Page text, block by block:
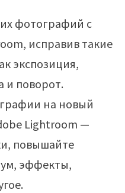
фотографий с
исправив такие
экспозиция,
и поворот.
на новый
Lightroom —
повышайте
эффекты,